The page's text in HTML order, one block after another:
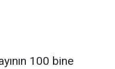
100 bine